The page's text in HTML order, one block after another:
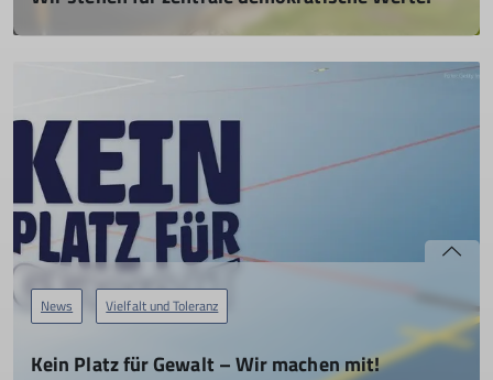
24.02.2024
Offenheit, Vielfalt und Toleranz – Wir im DAV stehen für
Informationen des Vorstands der DAV Sektion Mainz
mehr erfahren
News Vielfalt und Toleranz
Kein Platz für Gewalt – Wir machen mit!